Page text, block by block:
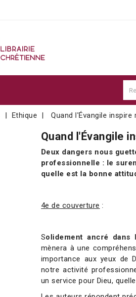
Ethique Quand l'Évangile inspire
Quand l'Évangile
Deux dangers nous
professionnelle : le
quelle est la bonne
4e de couverture :
Solidement ancré dans
mènera à une
importance aux yeux de
notre activité
un service pour Dieu,